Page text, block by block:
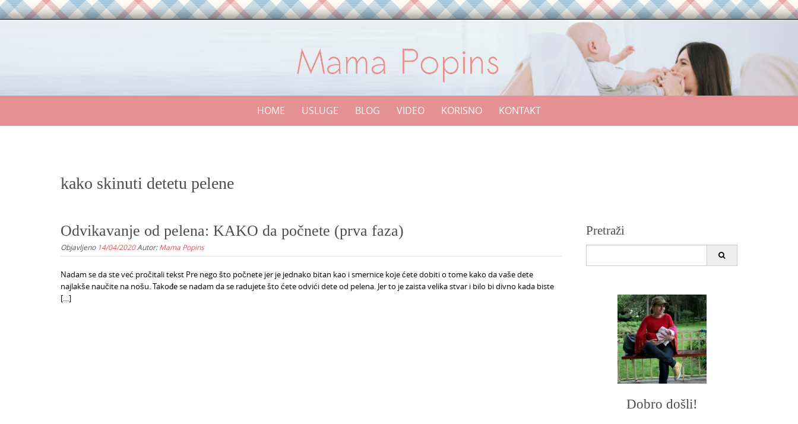
HOME USLUGE BLOG VIDEO KORISNO KONTAKT
kako skinuti detetu pelene
Odvikavanje od pelena: KAKO da počnete (prva faza)
Objavljeno 14/04/2020Autor:Mama Popins
Nadam se da ste već pročitali tekst Pre nego što počnete jer je jednako bitan kao i smernice koje ćete dobiti o tome kako da vaše dete
najlakše naučite na nošu. Takođe se nadam da se radujete što ćete odvići dete od pelena. Jer to je zaista velika stvar i bilo bi divno kada biste
[…]
Pretraži
Dobro došli!